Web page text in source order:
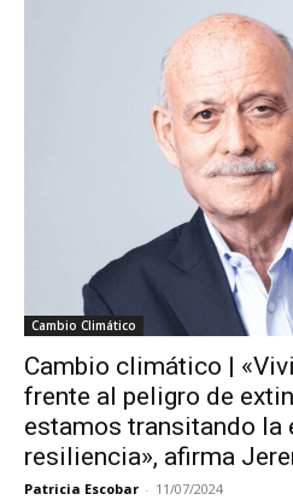
Cambio Climático
Cambio climático |
frente al peligro de
estamos transitando la
resiliencia», afirma
Patricia Escobar - 11/07/2024